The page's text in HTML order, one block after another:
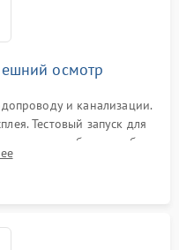
осмотр
и канализации.
Тестовый запуск для
или сбоев в работе
управления.